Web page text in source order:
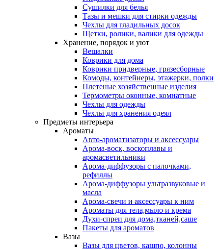
Сушилки для белья
Тазы и мешки для стирки одежды
Чехлы для гладильных досок
Щетки, ролики, валики для одежды
Хранение, порядок и уют
Вешалки
Коврики для дома
Коврики придверные, грязесборные
Комоды, контейнеры, этажерки, полки
Плетеные хозяйственные изделия
Термометры оконные, комнатные
Чехлы для одежды
Чехлы для хранения одеял
Предметы интерьера
Ароматы
Авто-ароматизаторы и аксессуары
Арома-воск, воскоплавы и
аромасветильники
Арома-диффузоры с палочками,
рефиллы
Арома-диффузоры ультразвуковые и
масла
Арома-свечи и аксессуары к ним
Ароматы для тела,мыло и крема
Духи-спреи для дома,тканей,саше
Пакеты для ароматов
Вазы
Вазы для цветов, кашпо, колонны